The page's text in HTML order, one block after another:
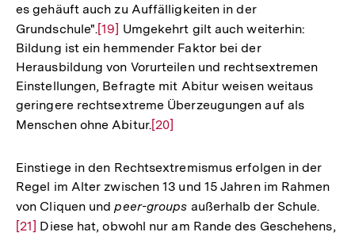
es gehäuft auch zu Auffälligkeiten in der
Grundschule".Zur
Auflösung
der
Fußnote
[19] Umgekehrt gilt auch weiterhin:
Bildung ist ein hemmender Faktor bei der
Herausbildung von Vorurteilen und rechtsextremen
Einstellungen, Befragte mit Abitur weisen weitaus
geringere rechtsextreme Überzeugungen auf als
Menschen ohne Abitur.Zur
der
Fußnote
[20]
Einstiege in den Rechtsextremismus erfolgen in der
Regel im Alter zwischen 13 und 15 Jahren im Rahmen
von Cliquen undpeer-groups außerhalb der Schule.
[21] Diese hat, obwohl nur am Rande des Geschehens,